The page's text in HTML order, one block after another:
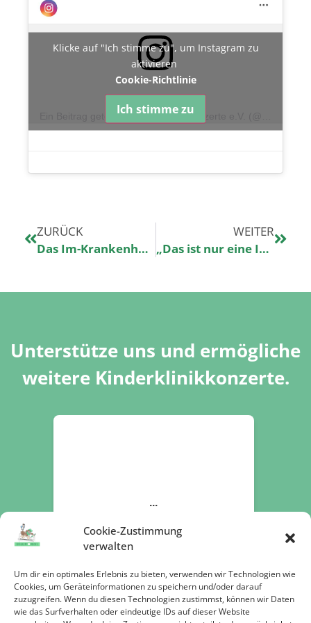
Cookie-Zustimmung
verwalten
Um dir ein optimales Erlebnis zu bieten, verwenden wir Technologien wie
Cookies, um Geräteinformationen zu speichern und/oder darauf
zuzugreifen. Wenn du diesen Technologien zustimmst, können wir Daten
wie das Surfverhalten oder eindeutige IDs auf dieser Website
Klicke auf "Ich stimme zu", um Instagram zu
aktivieren
Cookie-Richtlinie
Ich stimme zu
ZURÜCK
Das Im-Krankenhaus-Sein ist heute etwas weniger schlimm
WEITER
„Das ist nur eine Intensivstation“
Unterstütze uns und ermögliche
weitere Kinderklinikkonzerte.